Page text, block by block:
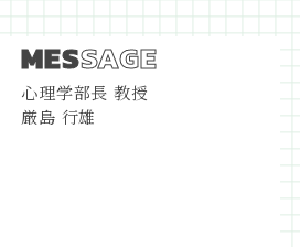
フィールド自然学 松山道後
総合環境学部
環境情報学科
MESSAGE
心理学部長 教授
厳島 行雄